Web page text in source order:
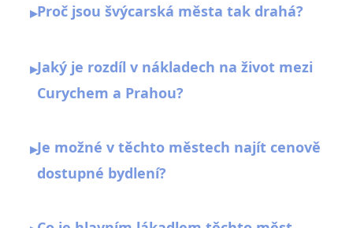
▸Proč jsou švýcarská města tak drahá?
▸Jaký je rozdíl v nákladech na život mezi
Curychem a Prahou?
▸Je možné v těchto městech najít cenově
dostupné bydlení?